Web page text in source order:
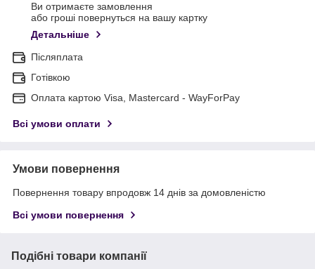
Ви отримаєте замовлення
або гроші повернуться на вашу картку
Детальніше
Післяплата
Готівкою
Оплата картою Visa, Mastercard - WayForPay
Всі умови оплати
Умови повернення
Повернення товару впродовж 14 днів за домовленістю
Всі умови повернення
Подібні товари компанії